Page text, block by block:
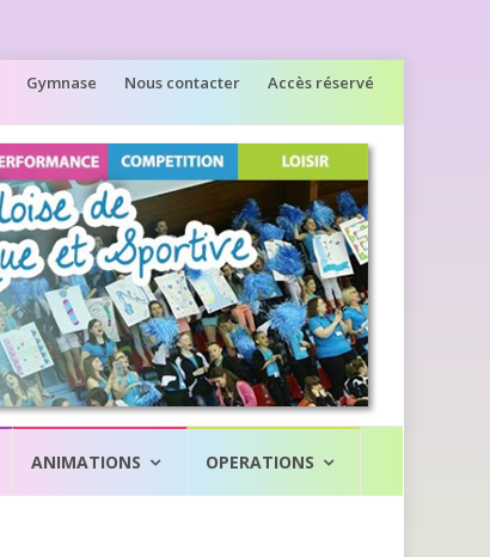
Gymnase Nous contacter Accès réservé
ANIMATIONS OPERATIONS